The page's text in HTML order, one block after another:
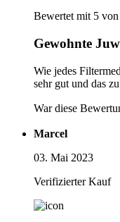
Bewertet mit 5 von
Gewohnte
Wie jedes
sehr gut und das
War diese
Marcel
03. Mai 2023
Verifizierter Kauf